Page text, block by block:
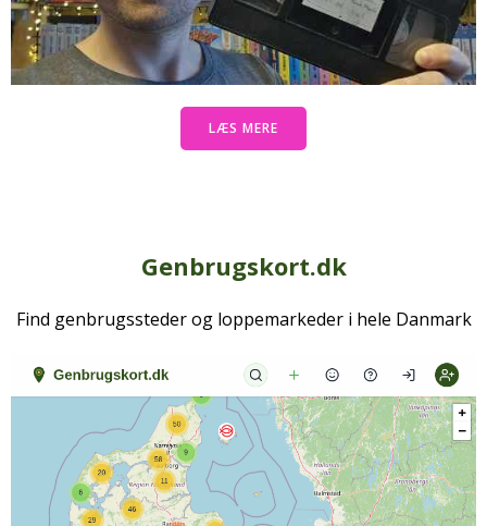
LÆS MERE
Genbrugskort.dk
Find genbrugssteder og loppemarkeder i hele Danmark